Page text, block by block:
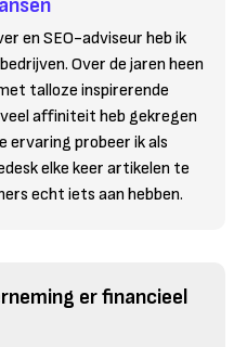
en SEO-adviseur heb ik
Over de jaren heen
talloze inspirerende
affiniteit heb gekregen
ervaring probeer ik als
elke keer artikelen te
echt iets aan hebben.
er financieel